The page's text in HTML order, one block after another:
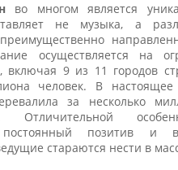
во многом является
не музыка, а
осуществляется на
включая 9 из 11 городов
человек. В
за несколько
Отличительной
постоянный позитив и
стараются нести в